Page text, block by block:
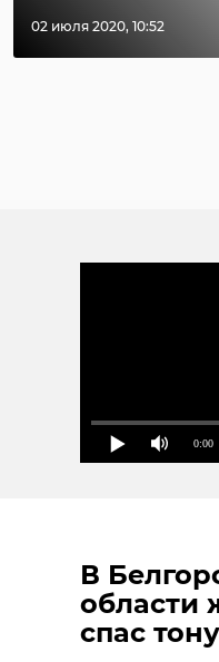
02 июля 2020, 10:52
0:00
В
области
спас